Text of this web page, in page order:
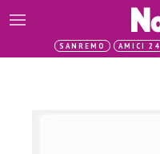
SANREMO AMICI 24